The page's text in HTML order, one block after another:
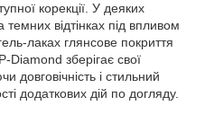
корекції. У деяких
відтінках під впливом
лаках глянсове покриття
зберігає свої
довговічність і стильний
додаткових дій по догляду.